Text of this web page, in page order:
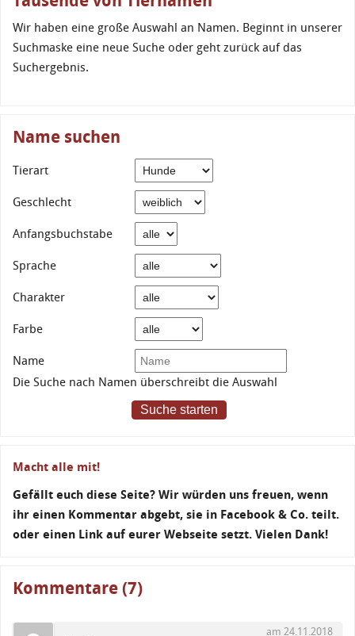
Wir haben eine große Auswahl an Namen. Beginnt in unserer
Suchmaske eine neue Suche oder geht zurück auf das
Suchergebnis.
Name suchen
Tierart
Geschlecht
Anfangsbuchstabe
Sprache
Charakter
Farbe
Name
Die Suche nach Namen überschreibt die Auswahl
Suche starten
Macht alle mit!
Gefällt euch diese Seite? Wir würden uns freuen, wenn
ihr einen Kommentar abgebt, sie in Facebook & Co. teilt.
oder einen Link auf eurer Webseite setzt. Vielen Dank!
Kommentare (7)
am 24.11.2018